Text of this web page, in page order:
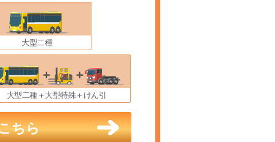
大型二種
大型二種＋大型特殊＋けん引
ちら